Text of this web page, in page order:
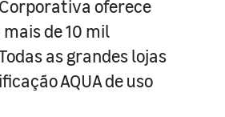
oferece
de 10 mil
as grandes lojas
AQUA de uso